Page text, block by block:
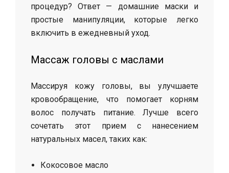
процедур? Ответ — домашние маски и
простые манипуляции, которые легко
включить в ежедневный уход.
Массаж головы с маслами
Массируя кожу головы, вы улучшаете
кровообращение, что помогает корням
волос получать питание. Лучше всего
сочетать этот прием с нанесением
натуральных масел, таких как:
Кокосовое масло